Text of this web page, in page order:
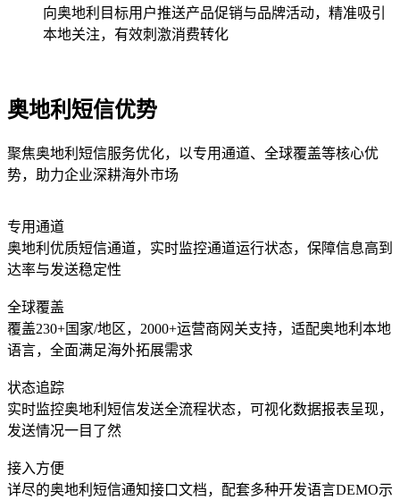
向奥地利 目标用户推送产品促销与品牌活动，精准吸引
本地关注，有效刺激消费转化
奥地利短信优势
聚焦奥地利短信服务优化，以专用通道、全球覆盖等核心优
势，助力企业深耕海外市场
专用通道
奥地利优质短信通道，实时监控通道运行状态，保障信息高到
达率与发送稳定性
全球覆盖
覆盖230+国家/地区，2000+运营商网关支持，适配奥地利本地
语言，全面满足海外拓展需求
状态追踪
实时监控奥地利短信发送全流程状态，可视化数据报表呈现，
发送情况一目了然
接入方便
详尽的奥地利短信通知接口文档，配套多种开发语言DEMO示